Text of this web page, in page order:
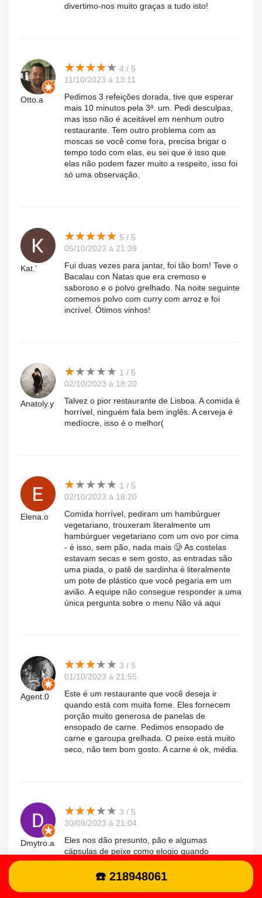
divertimo-nos muito graças a tudo isto!
Otto.a
★★★★★
★★★★★ 4 / 5
11/10/2023 à 13:11
Pedimos 3 refeições dorada, tive que esperar
mais 10 minutos pela 3ª. um. Pedi desculpas,
mas isso não é aceitável em nenhum outro
restaurante. Tem outro problema com as
moscas se você come fora, precisa brigar o
tempo todo com elas, eu sei que é isso que
elas não podem fazer muito a respeito, isso foi
só uma observação.
Kat.'
★★★★★
★★★★★ 5 / 5
05/10/2023 à 21:39
Fui duas vezes para jantar, foi tão bom! Teve o
Bacalau con Natas que era cremoso e
saboroso e o polvo grelhado. Na noite seguinte
comemos polvo com curry com arroz e foi
incrível. Ótimos vinhos!
Anatoly.y
★★★★★
★★★★★ 1 / 5
02/10/2023 à 18:20
Talvez o pior restaurante de Lisboa. A comida é
horrível, ninguém fala bem inglês. A cerveja é
medíocre, isso é o melhor(
Elena.o
★★★★★
★★★★★ 1 / 5
02/10/2023 à 18:20
Comida horrível, pediram um hambúrguer
vegetariano, trouxeram literalmente um
hambúrguer vegetariano com um ovo por cima
- é isso, sem pão, nada mais 🥲 As costelas
estavam secas e sem gosto, as entradas são
uma piada, o patê de sardinha é literalmente
um pote de plástico que você pegaria em um
avião. A equipe não consegue responder a uma
única pergunta sobre o menu Não vá aqui
Agent.0
★★★★★
★★★★★ 3 / 5
01/10/2023 à 21:55
Este é um restaurante que você deseja ir
quando está com muita fome. Eles fornecem
porção muito generosa de panelas de
ensopado de carne. Pedimos ensopado de
carne e garoupa grelhada. O peixe está muito
seco, não tem bom gosto. A carne é ok, média.
Dmytro.a
★★★★★
★★★★★ 3 / 5
30/09/2023 à 21:04
Eles nos dão presunto, pão e algumas
cápsulas de peixe como elogio quando
chegamos, e não disseram que deveríamos
pagar por isso (porque normalmente o elogio é
☎️ 218948061